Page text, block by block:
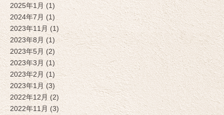
2025年1月 (1)
2024年7月 (1)
2023年11月 (1)
2023年8月 (1)
2023年5月 (2)
2023年3月 (1)
2023年2月 (1)
2023年1月 (3)
2022年12月 (2)
2022年11月 (3)